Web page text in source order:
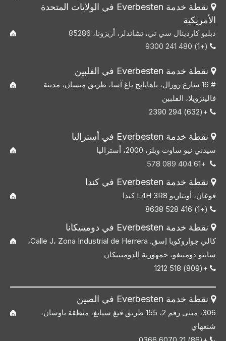

نقطة خدمة Everbesten في الولايات المتحدة
الأمريكية
دبليو كاردينال سي تي، تشاندلر، أريزونا، 85286

(+1) 480 241 9300
 نقطة خدمة Everbesten في الفلبين
# 16 شارع روزال، باهايانج باغ آسا، طريق ميسان، مدينة
فالينزويلا، الفلبين

+(632) 294 2390
 نقطة خدمة Everbesten في أستراليا
سيدني نيو ساوث ويلز، 2000، أستراليا

+61 404 089 578
 نقطة خدمة Everbesten في كندا
فوغان، أونتاريو L4H 3R8 كندا

(+1) 416 528 8638
 نقطة خدمة Everbesten في دومينيكانا
كالي جواروكويا إسق. Calle J، Zona Industrial de Herrera،
سانتو دومينغو، جمهورية الدومينيكان

+(809) 518 1212
 نقطة خدمة Everbesten في الصين
306، مبنى رقم 2، 155 طريق فنغ شيانغ، منطقة باوشان،
شنغهاي